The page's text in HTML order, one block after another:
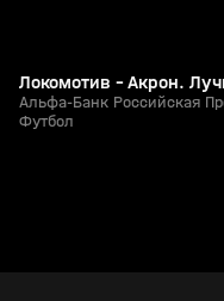
Локомотив - Акрон.
Альфа-Банк Российская
Футбол